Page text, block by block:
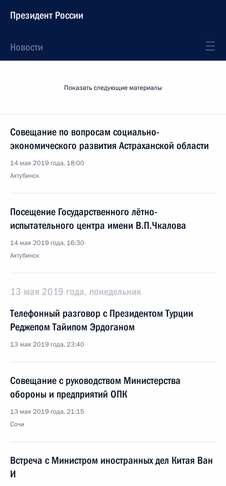
Президент России
Новости
Показать следующие материалы
Совещание по вопросам социально-
экономического развития Астраханской области
14 мая 2019 года, 18:00
Ахтубинск
Посещение Государственного лётно-
испытательного центра имени В.П.Чкалова
14 мая 2019 года, 16:30
Ахтубинск
13 мая 2019 года, понедельник
Телефонный разговор с Президентом Турции
Реджепом Тайипом Эрдоганом
13 мая 2019 года, 23:40
Совещание с руководством Министерства
обороны и предприятий ОПК
13 мая 2019 года, 21:15
Сочи
Встреча с Министром иностранных дел Китая Ван
И